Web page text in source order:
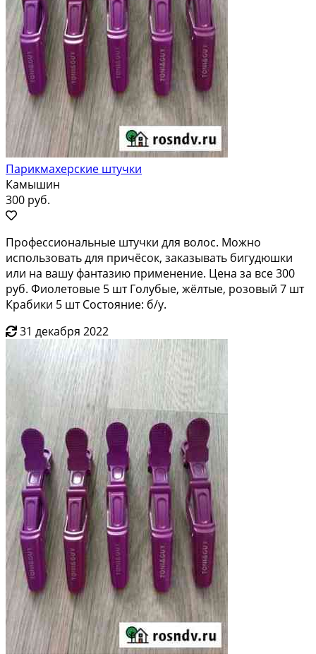
Парикмахерские штучки
Камышин
300 руб.
Профессиональные штучки для волос. Можно
использовать для причёсок, заказывать бигудюшки
или на вашу фантазию применение. Цена за все 300
руб. Фиолетовые 5 шт Голубые, жёлтые, розовый 7 шт
Крабики 5 шт Состояние: б/у.
31 декабря 2022